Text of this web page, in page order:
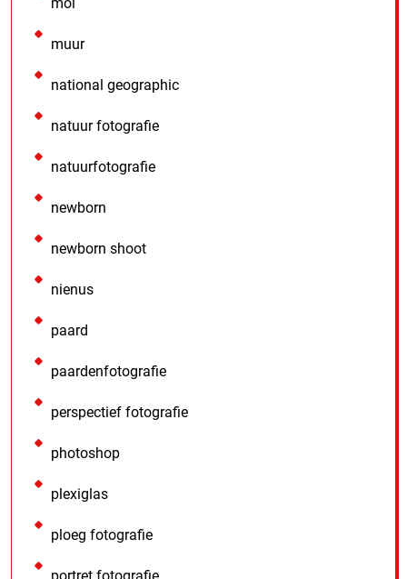
muur
national geographic
natuur fotografie
natuurfotografie
newborn
newborn shoot
nienus
paard
paardenfotografie
perspectief fotografie
photoshop
plexiglas
ploeg fotografie